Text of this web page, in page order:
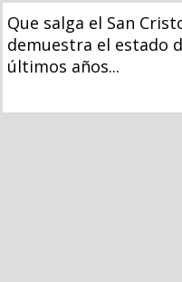
Que salga el San
demuestra el estado
últimos años...